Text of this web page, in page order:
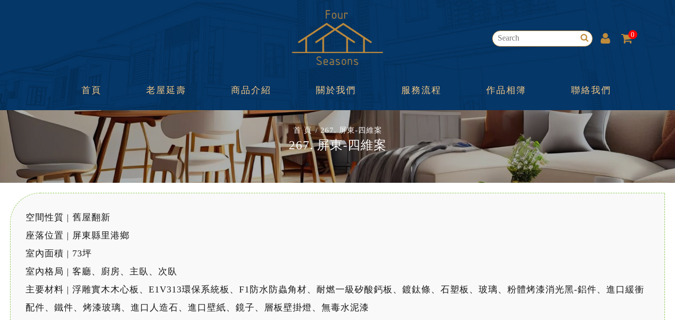
0
首頁 老屋延壽 商品介紹 關於我們 服務流程 作品相簿 聯絡我們
首 頁 267. 屏東-四維案
267. 屏東-四維案
空間性質 | 舊屋翻新
座落位置 | 屏東縣里港鄉
室內面積 | 73坪
室內格局 | 客廳、廚房、主臥、次臥
主要材料 | 浮雕實木木心板、E1V313環保系統板、F1防水防蟲角材、耐燃一級矽酸鈣板、鍍鈦條、石塑板、玻璃、粉體烤漆消光黑-鋁件、進口緩衝
配件、鐵件、烤漆玻璃、進口人造石、進口壁紙、鏡子、層板壁掛燈、無毒水泥漆